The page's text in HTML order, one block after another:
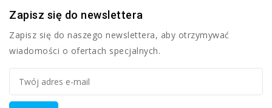
Zapisz się do newslettera
Zapisz się do naszego newslettera, aby otrzymywać
wiadomości o ofertach specjalnych.